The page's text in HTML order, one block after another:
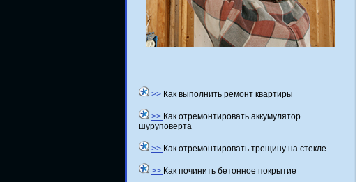
>> Как выполнить ремонт квартиры
>> Как отремонтировать аккумулятор
шуруповерта
>> Как отремонтировать трещину на стекле
>> Как починить бетонное покрытие